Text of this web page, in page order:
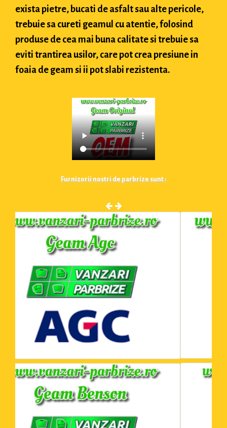
exista pietre, bucati de asfalt sau alte pericole,
trebuie sa cureti geamul cu atentie, folosind
produse de cea mai buna calitate si trebuie sa
eviti trantirea usilor, care pot crea presiune in
foaia de geam si ii pot slabi rezistenta.
Furnizorii nostri de parbrize sunt :